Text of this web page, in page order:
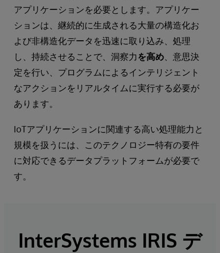
アプリケーションを必要とします。アプリケー
ションは、継続的に生成される大量の構造化お
よび非構造化データを迅速に取り込み、処理
し、持続させることで、洞察力を高め、意思決
定を行い、プログラムによるインテリジェント
なアクションをリアルタイムに実行する必要が
あります。
IoTアプリケーションに関連する高い処理能力と
規模を扱うには、このテクノロジー特有の要件
に対応できるデータプラットフォームが必要で
す。
InterSystems IRIS デ